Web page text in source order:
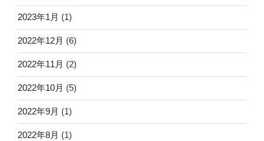
2023年1月 (1)
2022年12月 (6)
2022年11月 (2)
2022年10月 (5)
2022年9月 (1)
2022年8月 (1)